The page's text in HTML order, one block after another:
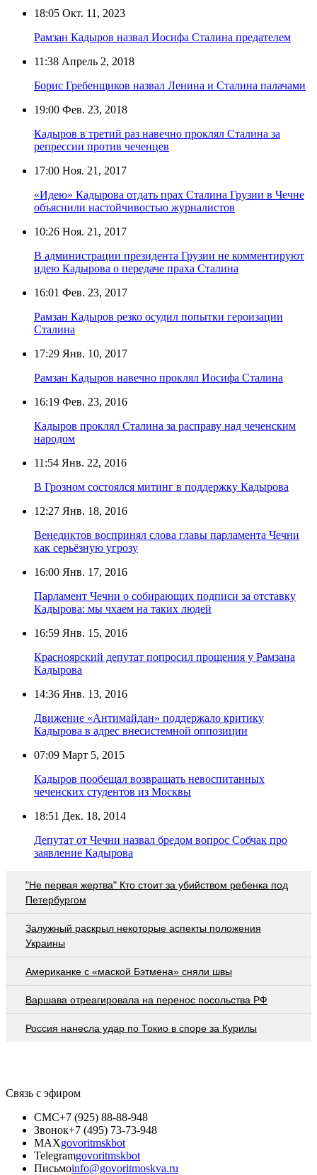
18:05 Окт. 11, 2023
Рамзан Кадыров назвал Иосифа Сталина предателем
11:38 Апрель 2, 2018
Борис Гребенщиков назвал Ленина и Сталина палачами
19:00 Фев. 23, 2018
Кадыров в третий раз навечно проклял Сталина за
репрессии против чеченцев
17:00 Ноя. 21, 2017
«Идею» Кадырова отдать прах Сталина Грузии в Чечне
объяснили настойчивостью журналистов
10:26 Ноя. 21, 2017
В администрации президента Грузии не комментируют
идею Кадырова о передаче праха Сталина
16:01 Фев. 23, 2017
Рамзан Кадыров резко осудил попытки героизации
Сталина
17:29 Янв. 10, 2017
Рамзан Кадыров навечно проклял Иосифа Сталина
16:19 Фев. 23, 2016
Кадыров проклял Сталина за расправу над чеченским
народом
11:54 Янв. 22, 2016
В Грозном состоялся митинг в поддержку Кадырова
12:27 Янв. 18, 2016
Венедиктов воспринял слова главы парламента Чечни
как серьёзную угрозу
16:00 Янв. 17, 2016
Парламент Чечни о собирающих подписи за отставку
Кадырова: мы чхаем на таких людей
16:59 Янв. 15, 2016
Красноярский депутат попросил прощения у Рамзана
Кадырова
14:36 Янв. 13, 2016
Движение «Антимайдан» поддержало критику
Кадырова в адрес внесистемной оппозиции
07:09 Март 5, 2015
Кадыров пообещал возвращать невоспитанных
чеченских студентов из Москвы
18:51 Дек. 18, 2014
Депутат от Чечни назвал бредом вопрос Собчак про
заявление Кадырова
"Не первая жертва" Кто стоит за убийством ребенка под
Петербургом
Залужный раскрыл некоторые аспекты положения
Украины
Американке с «маской Бэтмена» сняли швы
Варшава отреагировала на перенос посольства РФ
Россия нанесла удар по Токио в споре за Курилы
Связь с эфиром
СМС+7 (925) 88-88-948
Звонок+7 (495) 73-73-948
MAXgovoritmskbot
Telegramgovoritmskbot
Письмоinfo@govoritmoskva.ru